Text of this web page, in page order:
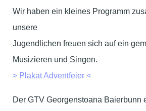
Wir haben ein kleines Programm
unsere
Jugendlichen freuen sich auf ein
Musizieren und Singen.
> Plakat Adventfeier <
Der GTV Georgenstoana Baierbunn